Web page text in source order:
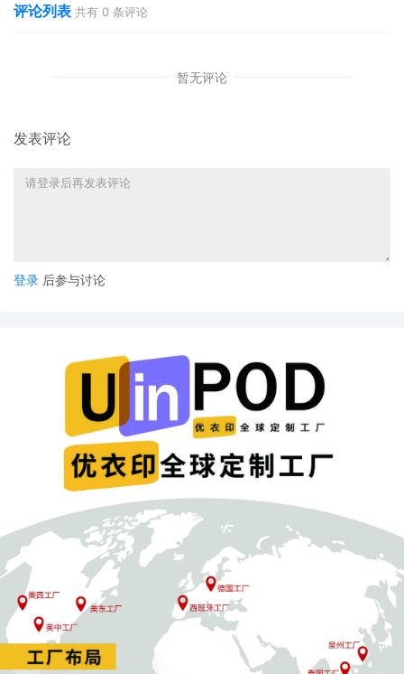
评论列表 共有 0 条评论
暂无评论
发表评论
登录 后参与讨论